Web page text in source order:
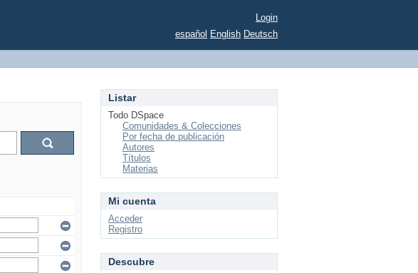
Login
español English Deutsch
Listar
Todo DSpace
Comunidades & Colecciones
Por fecha de publicación
Autores
Títulos
Materias
Mi cuenta
Acceder
Registro
Descubre